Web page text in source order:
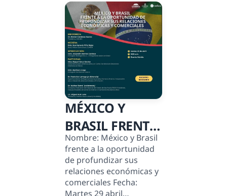
México, Chen Daojiang,
recordó que la
cooperación
internacional no es una
opción moral, sino una
necesidad práctica –algo
que el mundo parece
haber olvidado. En
tiempos de crisis
climática, inequidades
geopolíticas, el destino
común de la humanidad
depende cada vez más
de nuestra capacidad
para producir y p
MÉXICO Y
BRASIL FRENTE
A LA
OPORTUNIDAD
DE
Nombre: México y Brasil
frente a la oportunidad
de profundizar sus
relaciones económicas y
comerciales Fecha:
Martes 29 abril